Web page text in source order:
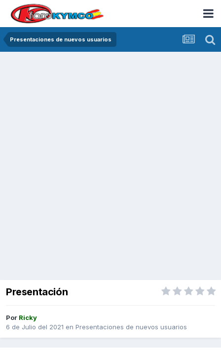
Presentaciones de nuevos usuarios
Presentación
Por Ricky
6 de Julio del 2021 en Presentaciones de nuevos usuarios